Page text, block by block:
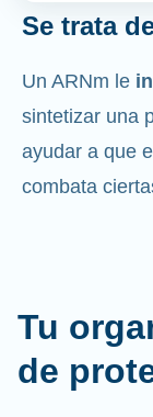
Se trata
Un ARNm le
sintetizar una
ayudar a que
combata
Tu
de